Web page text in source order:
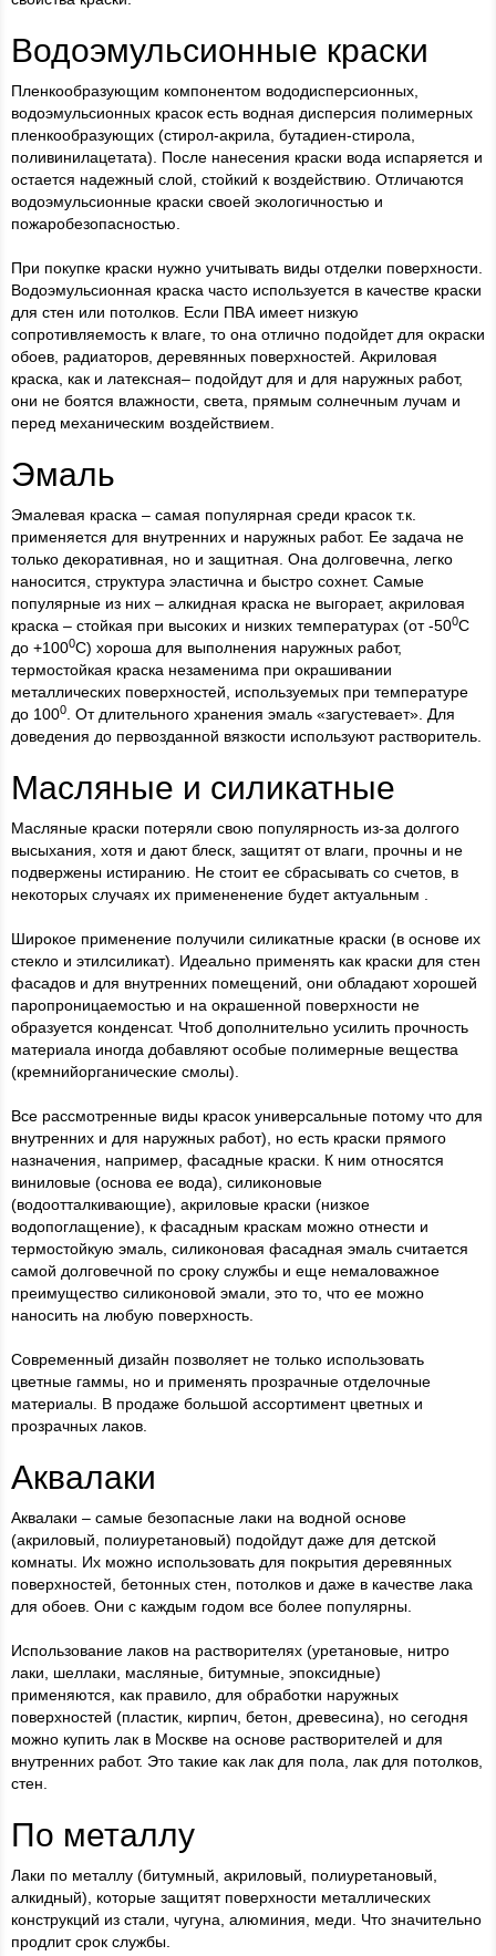
Водоэмульсионные краски
Пленкообразующим компонентом вододисперсионных,
водоэмульсионных красок есть водная дисперсия полимерных
пленкообразующих (стирол-акрила, бутадиен-стирола,
поливинилацетата). После нанесения краски вода испаряется и
остается надежный слой, стойкий к воздействию. Отличаются
водоэмульсионные краски своей экологичностью и
пожаробезопасностью.
При покупке краски нужно учитывать виды отделки поверхности.
Водоэмульсионная краска часто используется в качестве краски
для стен или потолков. Если ПВА имеет низкую
сопротивляемость к влаге, то она отлично подойдет для окраски
обоев, радиаторов, деревянных поверхностей. Акриловая
краска, как и латексная– подойдут для и для наружных работ,
они не боятся влажности, света, прямым солнечным лучам и
перед механическим воздействием.
Эмаль
Эмалевая краска – самая популярная среди красок т.к.
применяется для внутренних и наружных работ. Ее задача не
только декоративная, но и защитная. Она долговечна, легко
наносится, структура эластична и быстро сохнет. Самые
популярные из них – алкидная краска не выгорает, акриловая
краска – стойкая при высоких и низких температурах (от -500С
до +1000С) хороша для выполнения наружных работ,
термостойкая краска незаменима при окрашивании
металлических поверхностей, используемых при температуре
до 1000. От длительного хранения эмаль «загустевает». Для
доведения до первозданной вязкости используют растворитель.
Масляные и силикатные
Масляные краски потеряли свою популярность из-за долгого
высыхания, хотя и дают блеск, защитят от влаги, прочны и не
подвержены истиранию. Не стоит ее сбрасывать со счетов, в
некоторых случаях их примененение будет актуальным .
Широкое применение получили силикатные краски (в основе их
стекло и этилсиликат). Идеально применять как краски для стен
фасадов и для внутренних помещений, они обладают хорошей
паропроницаемостью и на окрашенной поверхности не
образуется конденсат. Чтоб дополнительно усилить прочность
материала иногда добавляют особые полимерные вещества
(кремнийорганические смолы).
Все рассмотренные виды красок универсальные потому что для
внутренних и для наружных работ), но есть краски прямого
назначения, например, фасадные краски. К ним относятся
виниловые (основа ее вода), силиконовые
(водоотталкивающие), акриловые краски (низкое
водопоглащение), к фасадным краскам можно отнести и
термостойкую эмаль, силиконовая фасадная эмаль считается
самой долговечной по сроку службы и еще немаловажное
преимущество силиконовой эмали, это то, что ее можно
наносить на любую поверхность.
Современный дизайн позволяет не только использовать
цветные гаммы, но и применять прозрачные отделочные
материалы. В продаже большой ассортимент цветных и
прозрачных лаков.
Аквалаки
Аквалаки – самые безопасные лаки на водной основе
(акриловый, полиуретановый) подойдут даже для детской
комнаты. Их можно использовать для покрытия деревянных
поверхностей, бетонных стен, потолков и даже в качестве лака
для обоев. Они с каждым годом все более популярны.
Использование лаков на растворителях (уретановые, нитро
лаки, шеллаки, масляные, битумные, эпоксидные)
применяются, как правило, для обработки наружных
поверхностей (пластик, кирпич, бетон, древесина), но сегодня
можно купить лак в Москве на основе растворителей и для
внутренних работ. Это такие как лак для пола, лак для потолков,
стен.
По металлу
Лаки по металлу (битумный, акриловый, полиуретановый,
алкидный), которые защитят поверхности металлических
конструкций из стали, чугуна, алюминия, меди. Что значительно
продлит срок службы.